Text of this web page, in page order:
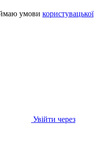
умови користувацької
Увійти через